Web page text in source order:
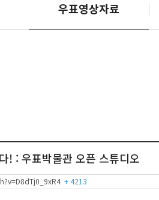
우표영상자료
! : 우표박물관 오픈 스튜디오
+ 4213